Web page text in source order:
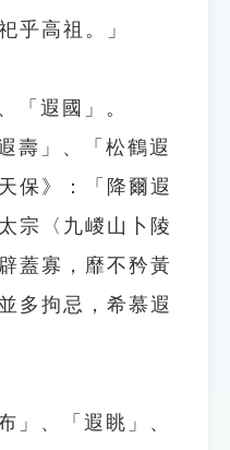
乎高祖。」
「遐國」。
壽」、「松鶴遐
保》：「降爾遐
宗〈九嵕山卜陵
蓋寡，靡不矜黃
多拘忌，希慕遐
」、「遐眺」、